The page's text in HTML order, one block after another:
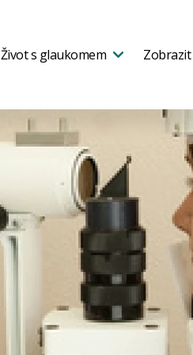
Život s glaukomem Zobrazit